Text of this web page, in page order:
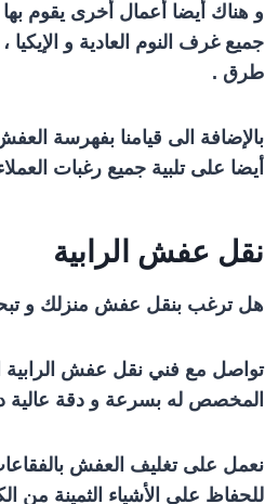
و هناك أيضا أعمال أخرى يقوم بها
جميع غرف النوم العادية و
طرق .
بالإضافة الى قيامنا بفهرسة
أيضا على تلبية جميع رغبات
نقل عفش الرابية
هل ترغب بنقل عفش منزلك و
تواصل مع فني نقل عفش الرابية
المخصص له بسرعة و دقة
نعمل على تغليف العفش بالفقاعات
للحفاظ على الأشياء الثمينة